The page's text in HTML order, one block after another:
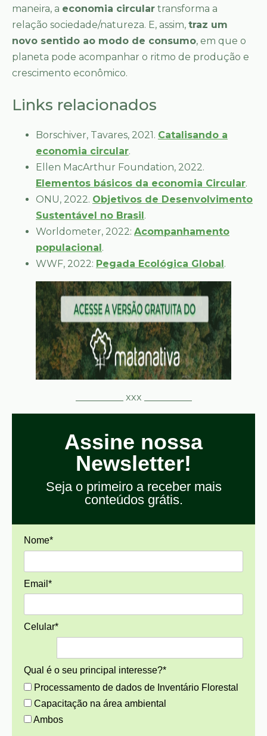
maneira, a economia circular transforma a
relação sociedade/natureza. E, assim, traz um
novo sentido ao modo de consumo, em que o
planeta pode acompanhar o ritmo de produção e
crescimento econômico.
Links relacionados
Borschiver, Tavares, 2021. Catalisando a
economia circular.
Ellen MacArthur Foundation, 2022.
Elementos básicos da economia Circular.
ONU, 2022. Objetivos de Desenvolvimento
Sustentável no Brasil.
Worldometer, 2022: Acompanhamento
populacional.
WWF, 2022: Pegada Ecológica Global.
__________ xxx __________
Assine nossa
Newsletter!
Seja o primeiro a receber mais
conteúdos grátis.
Nome*
Email*
Celular*
Qual é o seu principal interesse?*
Processamento de dados de Inventário Florestal
Capacitação na área ambiental
Ambos